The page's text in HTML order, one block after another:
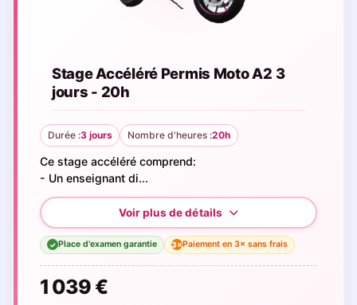
Stage Accéléré Permis Moto A2 3
jours - 20h
Durée :3 jours Nombre d'heures :20h
Ce stage accéléré comprend:
- Un enseignant di...
✓ Place d'examen garantie 3×Paiement en 3× sans frais
1 039 €